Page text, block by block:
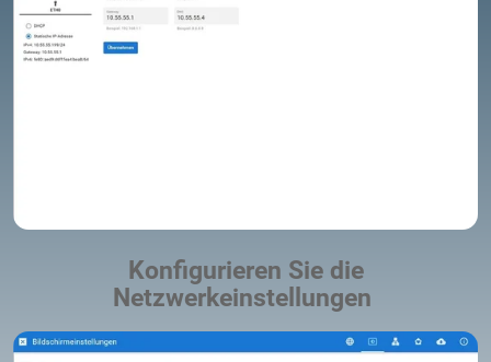
Konfigurieren Sie die
Netzwerkeinstellungen